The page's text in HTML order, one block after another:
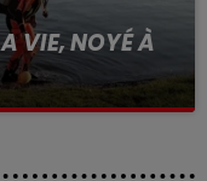
VIE, NOYÉ À